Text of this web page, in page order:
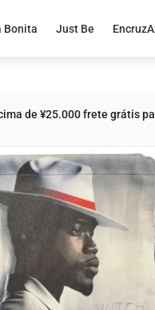
Bonita Just Be
de ¥25.000 frete grátis